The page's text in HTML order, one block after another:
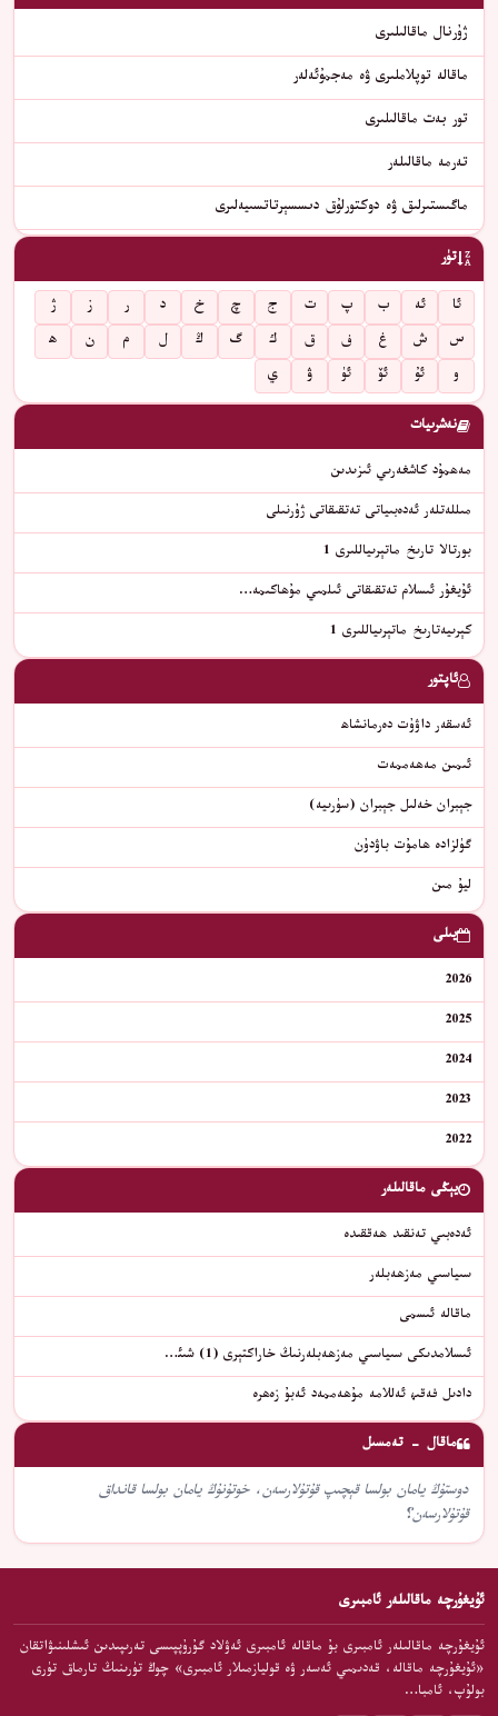
ژۇرنال ماقالىلىرى
ماقالە توپلاملىرى ۋە مەجمۇئەلەر
تور بەت ماقالىلىرى
تەرمە ماقالىلەر
ماگىستىرلىق ۋە دوكتورلۇق دىسسېرتاتسىيەلىرى
تۈر
ئا ئە ب پ ت ج چ خ د ر ز
ژ
س
ش غ ف ق ك گ ڭ ل م ن
ھ
و
ئۇ ئۆ ئۈ ۋ ي
نەشرىيات
مەھمۇد كاشغەرىي ئىزىدىن
مىللەتلەر ئەدەبىياتى تەتقىقاتى ژۇرنىلى
بورتالا تارىخ ماتېرىياللىرى 1
ئۇيغۇر ئىسلام تەتقىقاتى ئىلمىي مۇھاكىمە…
كېرىيەتارىخ ماتېرىياللىرى 1
ئاپتور
ئەسقەر داۋۇت دەرمانشاھ
ئىمىن مەھەممەت
جېبران خەلىل جېبران (سۈرىيە)
گۈلزادە ھامۇت باۋدۇن
ليۇ مىن
يىلى
2026
2025
2024
2023
2022
يېڭى ماقالىلەر
ئەدەبىي تەنقىد ھەققىدە
سىياسىي مەزھەبلەر
ماقالە ئىسمى
ئىسلامدىكى سىياسىي مەزھەبلەرنىڭ خاراكتېرى (1) شىئ…
دادىل فەقىھ ئەللامە مۇھەممەد ئەبۇ زەھرە
ماقال - تەمسىل
دوستۇڭ يامان بولسا قېچىپ قۇتۇلارسەن، خوتۇنۇڭ يامان بولسا قانداق
قۇتۇلارسەن؟
ئۇيغۇرچە ماقالىلەر ئامبىرى
ئۇيغۇرچە ماقالىلەر ئامبىرى بۇ ماقالە ئامبىرى ئەۋلاد گۇرۇپپىسى تەرىپىدىن ئىشلىنىۋاتقان
«ئۇيغۇرچە ماقالە، قەدىمىي ئەسەر ۋە قوليازمىلار ئامبىرى» چوڭ تۈرىنىڭ تارماق تۈرى
بولۇپ، ئامبا…